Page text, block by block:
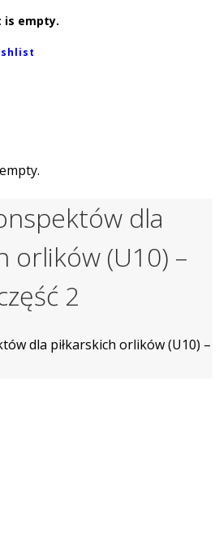
is empty.
dla
orlików (U10) –
2
dla piłkarskich orlików (U10) –